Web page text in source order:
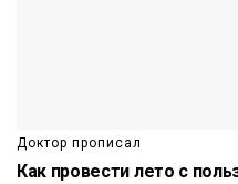
Доктор прописал
Как провести лето с